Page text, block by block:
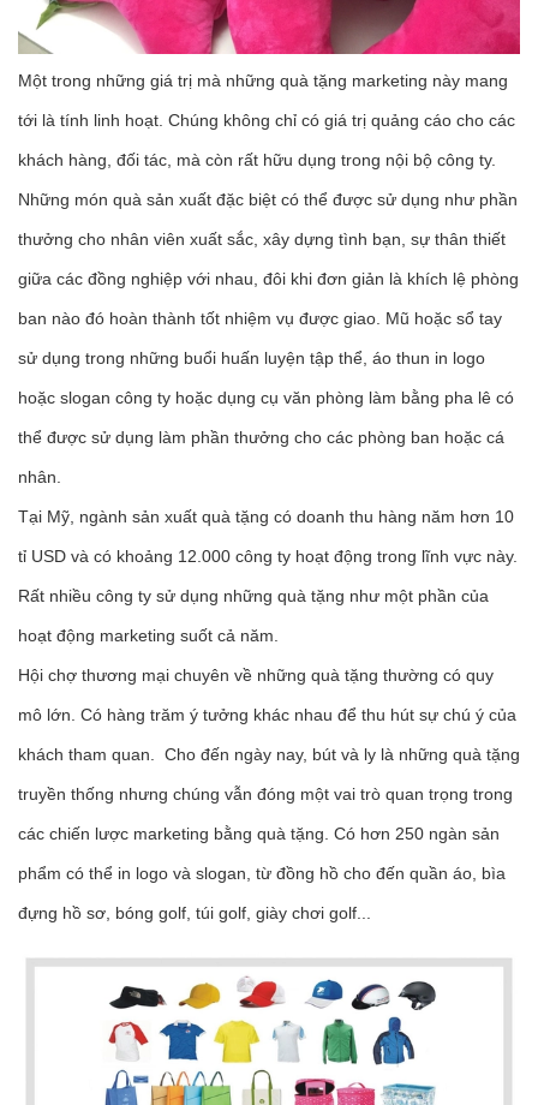
Một trong những giá trị mà những quà tặng marketing này mang
tới là tính linh hoạt. Chúng không chỉ có giá trị quảng cáo cho các
khách hàng, đối tác, mà còn rất hữu dụng trong nội bộ công ty.
Những món quà sản xuất đặc biệt có thể được sử dụng như phần
thưởng cho nhân viên xuất sắc, xây dựng tình bạn, sự thân thiết
giữa các đồng nghiệp với nhau, đôi khi đơn giản là khích lệ phòng
ban nào đó hoàn thành tốt nhiệm vụ được giao. Mũ hoặc sổ tay
sử dụng trong những buổi huấn luyện tập thể, áo thun in logo
hoặc slogan công ty hoặc dụng cụ văn phòng làm bằng pha lê có
thể được sử dụng làm phần thưởng cho các phòng ban hoặc cá
nhân.
Tại Mỹ, ngành sản xuất quà tặng có doanh thu hàng năm hơn 10
tỉ USD và có khoảng 12.000 công ty hoạt động trong lĩnh vực này.
Rất nhiều công ty sử dụng những quà tặng như một phần của
hoạt động marketing suốt cả năm.
Hội chợ thương mại chuyên về những quà tặng thường có quy
mô lớn. Có hàng trăm ý tưởng khác nhau để thu hút sự chú ý của
khách tham quan. Cho đến ngày nay, bút và ly là những quà tặng
truyền thống nhưng chúng vẫn đóng một vai trò quan trọng trong
các chiến lược marketing bằng quà tặng. Có hơn 250 ngàn sản
phẩm có thể in logo và slogan, từ đồng hồ cho đến quần áo, bìa
đựng hồ sơ, bóng golf, túi golf, giày chơi golf...